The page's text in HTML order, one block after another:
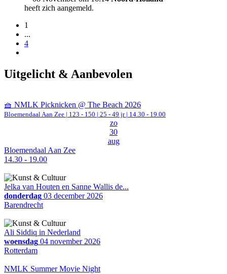
heeft zich aangemeld.
1
...
4
Uitgelicht & Aanbevolen
🧺 NMLK Picknicken @ The Beach 2026
Bloemendaal Aan Zee | 123 - 150 | 25 - 49 jr | 14.30 - 19.00
zo
30
aug
Bloemendaal Aan Zee
14.30 - 19.00
Jelka van Houten en Sanne Wallis de...
donderdag 03 december 2026
Barendrecht
Ali Siddiq in Nederland
woensdag 04 november 2026
Rotterdam
NMLK Summer Movie Night